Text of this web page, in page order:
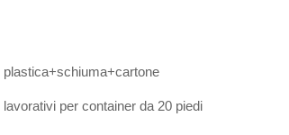
plastica+schiuma+cartone
lavorativi per container da 20 piedi